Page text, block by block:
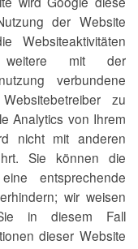
der Website
Websiteaktivitäten
weitere mit der
verbundene
zu
Analytics von Ihrem
nicht mit anderen
Sie können die
entsprechende
wir weisen
in diesem Fall
dieser Website